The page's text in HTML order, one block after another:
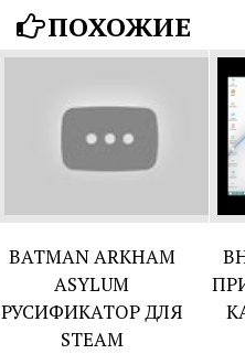
ПОХОЖИЕ
BATMAN ARKHAM
ASYLUM
РУСИФИКАТОР ДЛЯ
STEAM